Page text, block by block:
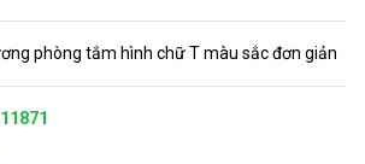
phòng tắm hình chữ T màu sắc đơn giản